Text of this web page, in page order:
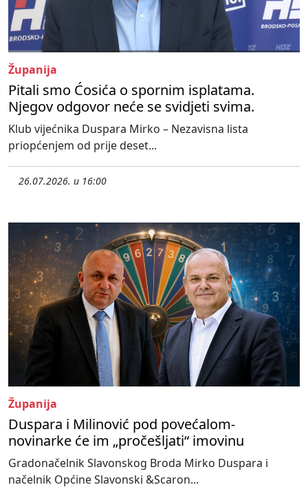
Županija
Pitali smo Ćosića o spornim isplatama.
Njegov odgovor neće se svidjeti svima.
Klub vijećnika Duspara Mirko – Nezavisna lista
priopćenjem od prije deset...
26.07.2026. u 16:00
Županija
Duspara i Milinović pod povećalom-
novinarke će im „pročešljati“ imovinu
Gradonačelnik Slavonskog Broda Mirko Duspara i
načelnik Općine Slavonski &Scaron...